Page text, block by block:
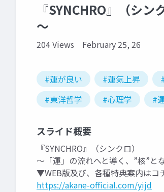
『SYNCHRO』（シ
～
204 Views February 25, 26
#運が良い #運気上昇
#東洋哲学
#心理学 #
スライド概要
『SYNCHRO』（シンクロ）
～「運」の流れへと導く、”核”と
▼WEB版及び、各種特典案内はコ
https://akane-official.com/yijd